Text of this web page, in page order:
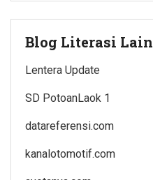
Blog Literasi Lain
Lentera Update
SD PotoanLaok 1
datareferensi.com
kanalotomotif.com